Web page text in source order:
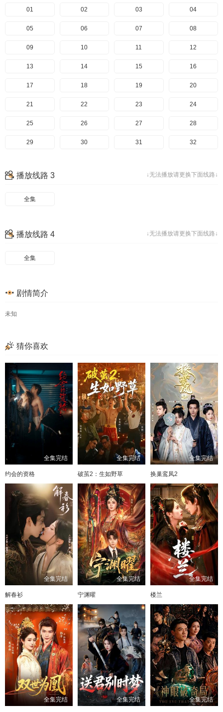
41 42 43 44
45 46 47 48
49 50 51 52
53 54 55 56
57 58 59 60
61 62 63 64
65 66 67 68
69 70 71 72
77
81
89 92
93
101
01 02 03 04
05 06 07 08
09 10 11 12
13 14 15 16
17 18 19 20
21 22 23 24
25 26 27 28
29 30 31 32
37
41
49 52
53
61
73
77 78 79 80
81 82 83 84
85 86 87 88
89 90 91 92
94 95 96
97 98 99 100
101 102 103 104
105 106 107 108
↓无法播放请更换下面线路↓
播放线路 3
全集
↓无法播放请更换下面线路↓
播放线路 4
全集
剧情简介
未知
猜你喜欢
全集完结
约会的资格
全集完结
破茧2：生如野草
全集完结
换巢鸾凤2
全集完结
解春衫
全集完结
宁渊曜
全集完结
楼兰
全集完结 全集完结 全集完结